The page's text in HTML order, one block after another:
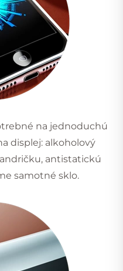
na jednoduchú
displej: alkoholový
antistatickú
samotné sklo.